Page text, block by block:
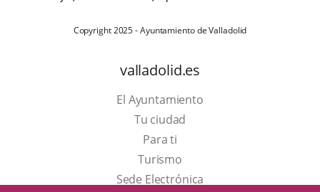
Copyright 2025 - Ayuntamiento de Valladolid
valladolid.es
El Ayuntamiento
Tu ciudad
Para ti
TurismoEste
enlace
Sede Electrónica